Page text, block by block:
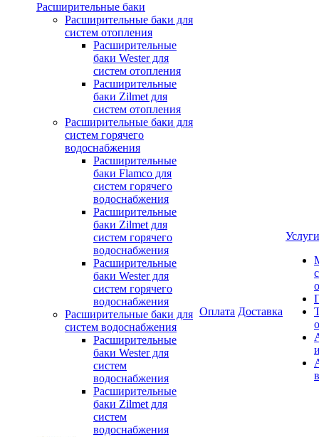
Расширительные баки
Расширительные баки для
систем отопления
Расширительные
баки Wester для
систем отопления
Расширительные
баки Zilmet для
систем отопления
Расширительные баки для
систем горячего
водоснабжения
Расширительные
баки Flamco для
систем горячего
водоснабжения
Расширительные
баки Zilmet для
систем горячего
водоснабжения
Расширительные
баки Wester для
систем горячего
водоснабжения
Расширительные баки для
систем водоснабжения
Расширительные
баки Wester для
систем
водоснабжения
Расширительные
баки Zilmet для
систем
водоснабжения
Оплата Доставка
Услуги